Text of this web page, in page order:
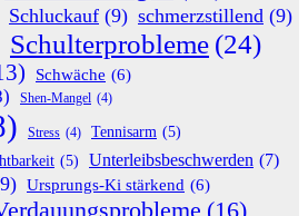
Schluckauf (9) schmerzstillend (9)
Schulterprobleme (24)
Schwäche (6)
Shen-Mangel (4)
Stress (4) Tennisarm (5)
(5) Unterleibsbeschwerden (7)
Ursprungs-Ki stärkend (6)
(16)